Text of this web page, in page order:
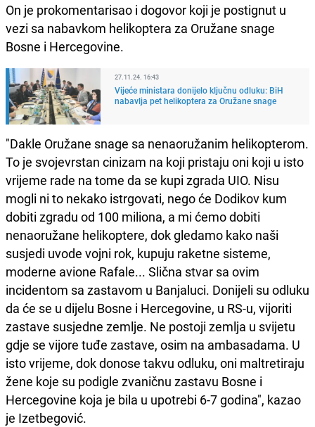
On je prokomentarisao i dogovor koji je postignut u
vezi sa nabavkom helikoptera za Oružane snage
Bosne i Hercegovine.
27.11.24. 16:43
Vijeće ministara donijelo ključnu odluku: BiH
nabavlja pet helikoptera za Oružane snage
"Dakle Oružane snage sa nenaoružanim helikopterom.
To je svojevrstan cinizam na koji pristaju oni koji u isto
vrijeme rade na tome da se kupi zgrada UIO. Nisu
mogli ni to nekako istrgovati, nego će Dodikov kum
dobiti zgradu od 100 miliona, a mi ćemo dobiti
nenaoružane helikoptere, dok gledamo kako naši
susjedi uvode vojni rok, kupuju raketne sisteme,
moderne avione Rafale... Slična stvar sa ovim
incidentom sa zastavom u Banjaluci. Donijeli su odluku
da će se u dijelu Bosne i Hercegovine, u RS-u, vijoriti
zastave susjedne zemlje. Ne postoji zemlja u svijetu
gdje se vijore tuđe zastave, osim na ambasadama. U
isto vrijeme, dok donose takvu odluku, oni maltretiraju
žene koje su podigle zvaničnu zastavu Bosne i
Hercegovine koja je bila u upotrebi 6-7 godina", kazao
je Izetbegović.